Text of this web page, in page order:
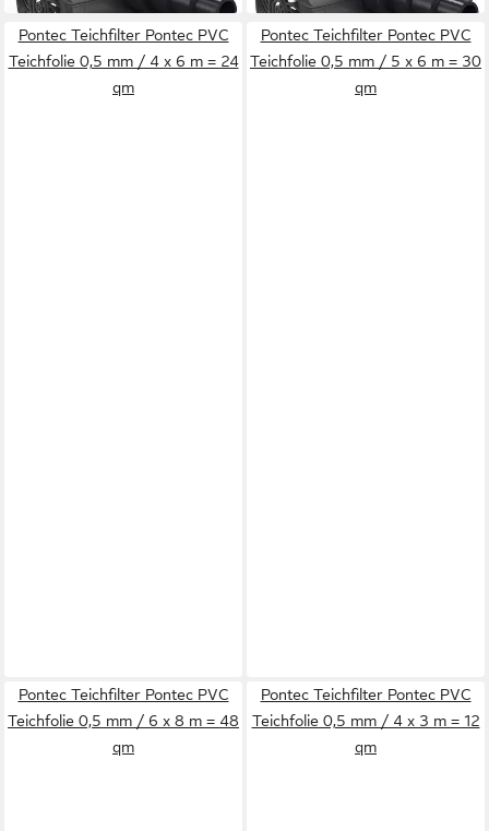
Pontec Teichfilter Pontec PVC
Teichfolie 0,5 mm / 4 x 6 m = 24
qm
Pontec Teichfilter Pontec PVC
Teichfolie 0,5 mm / 5 x 6 m = 30
qm
Pontec Teichfilter Pontec PVC
Teichfolie 0,5 mm / 6 x 8 m = 48
qm
Pontec Teichfilter Pontec PVC
Teichfolie 0,5 mm / 4 x 3 m = 12
qm